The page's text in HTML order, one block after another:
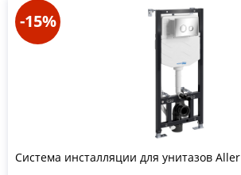
-15%
Система инсталляции для унитазов Aller